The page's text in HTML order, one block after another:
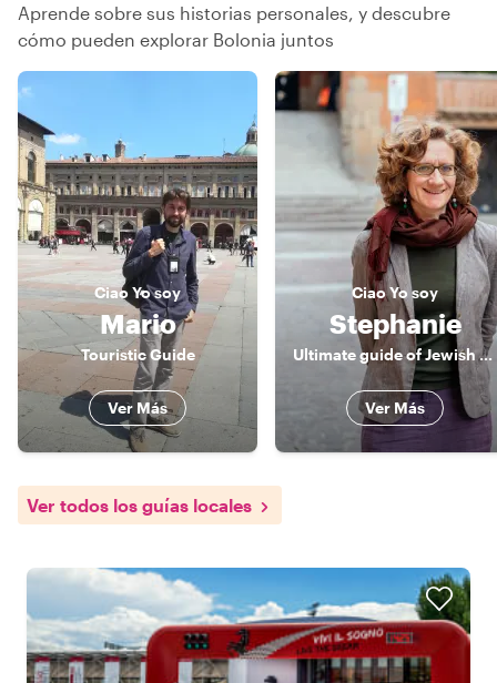
Aprende sobre sus historias personales, y descubre
cómo pueden explorar Bolonia juntos
CiaoYo soy
Mario
Touristic Guide
Ver Más
CiaoYo soy
Stephanie
Ultimate guide of Jewish Emilia Romagna (you should learn about It!)
Ver Más
Ver todos los guías locales